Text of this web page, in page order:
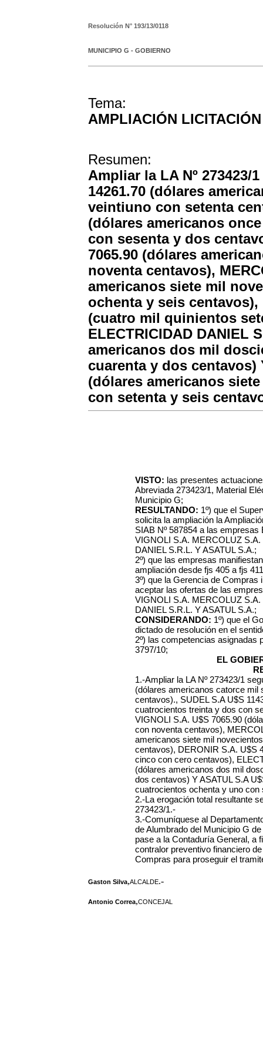
Resolución N° 193/13/0118
MUNICIPIO G - GOBIERNO
Tema:
AMPLIACIÓN
Resumen:
Ampliar la LA Nº 273423/
14261.70 (dólares
veintiuno con setenta
(dólares americanos
con sesenta y dos
7065.90 (dólares
noventa centavos),
americanos siete mil
ochenta y seis centavos),
(cuatro mil quinientos
ELECTRICIDAD DANIEL
americanos dos mil
cuarenta y dos centavos)
(dólares americanos
con setenta y seis
VISTO: las presentes
Abreviada 273423/1, Material
Municipio G;
RESULTANDO: 1º) que el
solicita la ampliación la
SIAB Nº 587854 a las
VIGNOLI S.A. MERCOLUZ
DANIEL S.R.L. Y ASATUL S.A.;
2º) que las empresas
ampliación desde fjs 405 a fjs
3º) que la Gerencia de
aceptar las ofertas de las
VIGNOLI S.A. MERCOLUZ
DANIEL S.R.L. Y ASATUL S.A.;
CONSIDERANDO: 1º) que el
dictado de resolución en el
2º) las competencias asignadas
3797/10;
EL
1.-Ampliar la LA Nº 273423/1
(dólares americanos catorce mil
centavos)., SUDEL S.A U$S
cuatrocientos treinta y dos con
VIGNOLI S.A. U$S 7065.90
con noventa centavos),
americanos siete mil
centavos), DERONIR S.A. U$S
cinco con cero centavos),
(dólares americanos dos mil
dos centavos) Y ASATUL S.A
cuatrocientos ochenta y uno
2.-La erogación total resultante
273423/1.-
3.-Comuníquese al
de Alumbrado del Municipio G
pase a la Contaduría General, a
contralor preventivo financiero
Compras para proseguir el
Gaston Silva,ALCALDE.-
Antonio Correa,CONCEJAL